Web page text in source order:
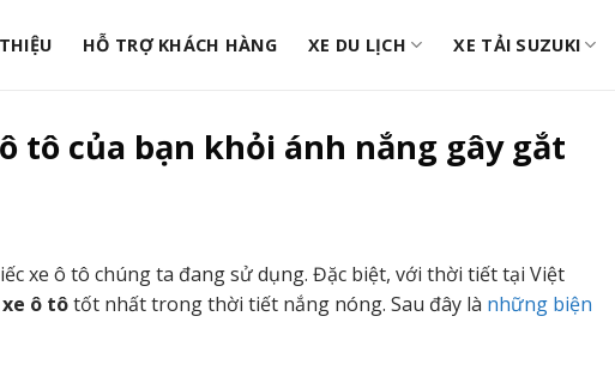
HỖ TRỢ KHÁCH HÀNG XE DU LỊCH XE TẢI SUZUKI
tô của bạn khỏi ánh nắng gây gắt
xe ô tô chúng ta đang sử dụng. Đặc biệt, với thời tiết tại Việt
ô tôtốt nhất trong thời tiết nắng nóng. Sau đây là những biện